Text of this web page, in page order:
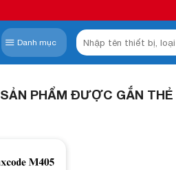
Danh mục
Tìm
kiếm:
SẢN PHẨM ĐƯỢC GẮN